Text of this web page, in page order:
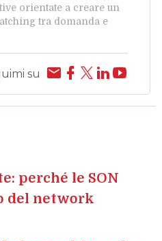
orientate a creare un
tra domanda e
su
perché le SON
del network